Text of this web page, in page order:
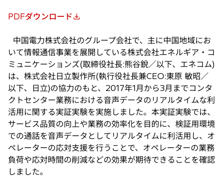
PDFダウンロード
新
タ
ブ
で
開
く
中国電力株式会社のグループ会社で、主に中国地域にお
いて情報通信事業を展開している株式会社エネルギア・コ
ミュニケーションズ(取締役社長:熊谷銳／以下、エネコム)
は、株式会社日立製作所(執行役社長兼CEO:東原 敏昭／
以下、日立)の協力のもと、2017年1月から3月までコンタ
クトセンター業務における音声データのリアルタイムな利
活用に関する実証実験を実施しました。本実証実験では、
サービス品質の向上や業務の効率化を目的に、検証用環境
での通話を音声データとしてリアルタイムに利活用し、オ
ペレーターの応対支援を行うことで、オペレーターの業務
負荷や応対時間の削減などの効果が期待できることを確認
しました。